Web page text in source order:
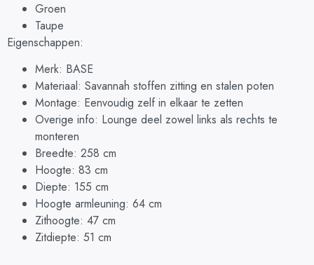
Groen
Taupe
Eigenschappen:
Merk: BASE
Materiaal: Savannah stoffen zitting en stalen poten
Montage: Eenvoudig zelf in elkaar te zetten
Overige info: Lounge deel zowel links als rechts te
monteren
Breedte: 258 cm
Hoogte: 83 cm
Diepte: 155 cm
Hoogte armleuning: 64 cm
Zithoogte: 47 cm
Zitdiepte: 51 cm